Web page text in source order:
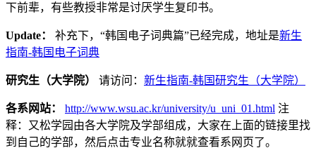
下前辈，有些教授非常是讨厌学生复印书。
Update： 补充下，“韩国电子词典篇”已经完成，地址是新生
指南-韩国电子词典
研究生（大学院） 请访问： 新生指南-韩国研究生（大学院）
各系网站： http://www.wsu.ac.kr/university/u_uni_01.html 注
释：又松学园由各大学院及学部组成，大家在上面的链接里找
到自己的学部，然后点击专业名称就就查看系网页了。